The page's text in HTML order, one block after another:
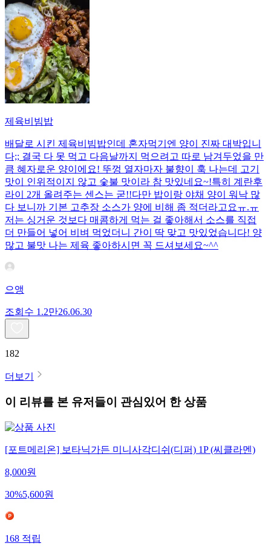
제육비빔밥
배달로 시킨 제육비빔밥인데 혼자먹기엔 양이 진짜 대박입니
다;; 결국 다 못 먹고 다음날까지 먹으려고 따로 남겨두었을 만
큼 혜자로운 양이에요! 뚜껑 열자마자 불향이 훅 나는데 고기
맛이 인위적이지 않고 숯불 맛이라 참 맛있네요~!특히 계란후
라이 2개 올려주는 센스는 굳!! ​다만 밥이랑 야채 양이 워낙 많
다 보니까 기본 고추장 소스가 양에 비해 좀 적더라고요ㅠ.ㅠ
저는 싱거운 것보다 매콤하게 먹는 걸 좋아해서 소스를 직접
더 만들어 넣어 비벼 먹었더니 간이 딱 맞고 맛있었습니다! 양
많고 불맛 나는 제육 좋아하시면 꼭 드셔보세요~^^
으앵
조회수 1.2만26.06.30
182
더보기
이 리뷰를 본 유저들이 관심있어 한 상품
[포트메리온] 보타닉가든 미니사각디쉬(디퍼) 1P (씨클라멘)
8,000원
30%5,600원
168 적립